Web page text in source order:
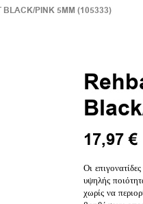
PINK 5MM (105333)
Original
was:
29,95 €.
17,97€Η
Οι
υψηλής
χωρίς να